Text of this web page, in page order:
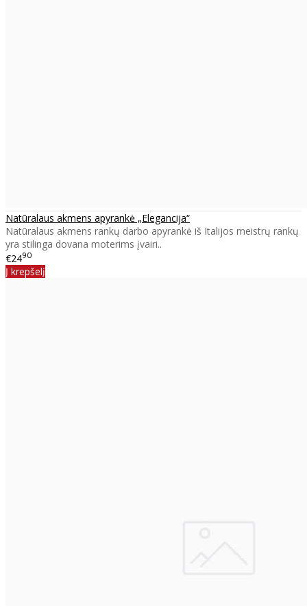
Natūralaus akmens apyrankė „Elegancija“
Natūralaus akmens rankų darbo apyrankė iš Italijos meistrų rankų
yra stilinga dovana moterims įvairi..
€2490
Į krepšelį